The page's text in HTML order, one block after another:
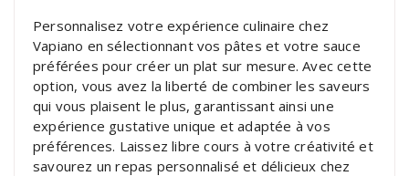
Personnalisez votre expérience culinaire chez
Vapiano en sélectionnant vos pâtes et votre sauce
préférées pour créer un plat sur mesure. Avec cette
option, vous avez la liberté de combiner les saveurs
qui vous plaisent le plus, garantissant ainsi une
expérience gustative unique et adaptée à vos
préférences. Laissez libre cours à votre créativité et
savourez un repas personnalisé et délicieux chez